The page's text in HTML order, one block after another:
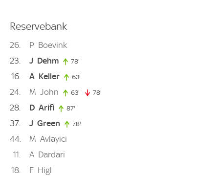
Reservebank
26 P Boevink
23
J Dehm 78'
16 A Keller 63'
24 M John 63' 63. minute
78'
28 D Arifi 87'
37 J Green 78'
44 M Avlayici
11
A Dardari
18
F Higl